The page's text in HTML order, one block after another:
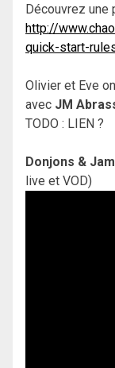
Découvrez une
http://
quick-start-
Olivier et Eve
avec JM
TODO : LIEN ?
Donjons &
live et VOD)